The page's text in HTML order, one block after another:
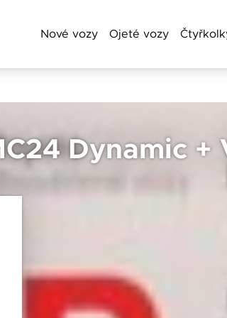
Nové vozy Ojeté vozy
Dynamic +